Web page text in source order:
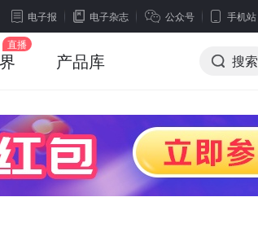
电子报 电子杂志 公众号 手机站
产品库 搜索